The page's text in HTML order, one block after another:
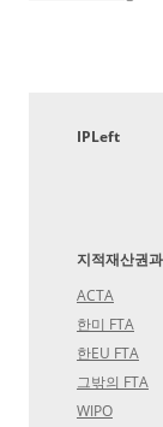
IPLeft
지적재산권
ACTA
한미 FTA
한EU FTA
그밖의 FTA
WIPO